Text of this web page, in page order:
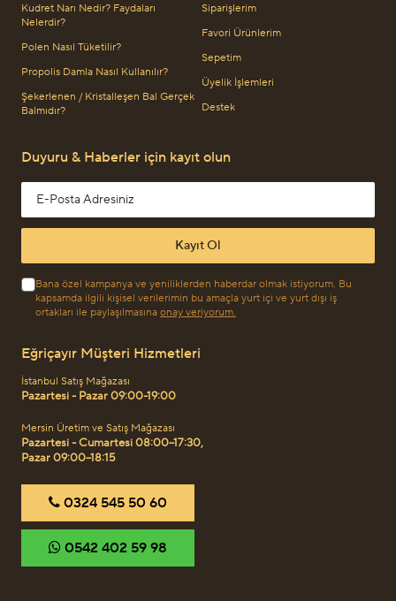
Kudret Narı Nedir? Faydaları
Nelerdir?
Polen Nasıl Tüketilir?
Propolis Damla Nasıl Kullanılır?
Şekerlenen / Kristalleşen Bal Gerçek
Balmıdır?
Siparişlerim
Favori Ürünlerim
Sepetim
Üyelik İşlemleri
Destek
Duyuru & Haberler için kayıt olun
Email address
Kayıt Ol
Bana özel kampanya ve yeniliklerden haberdar olmak istiyorum. Bu
kapsamda ilgili kişisel verilerimin bu amaçla yurt içi ve yurt dışı iş
ortakları ile paylaşılmasına onay veriyorum.
Eğriçayır Müşteri Hizmetleri
İstanbul Satış Mağazası
Pazartesi - Pazar 09:00-19:00
Mersin Üretim ve Satış Mağazası
Pazartesi - Cumartesi 08:00–17:30,
Pazar 09:00–18:15
‎0324 545 50 60
‎0542 402 59 98